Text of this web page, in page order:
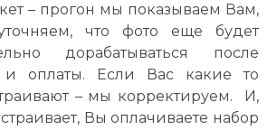
– прогон мы показываем Вам,
что фото еще будет
дорабатываться после
и оплаты. Если Вас какие то
– мы корректируем. И,
Вы оплачиваете набор